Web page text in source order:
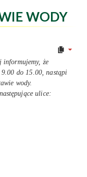
WODY
informujemy, że
do 15.00, nastąpi
wody.
ulice: